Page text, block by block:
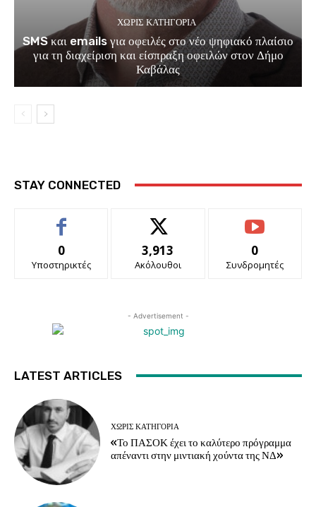
ΧΩΡΊΣ ΚΑΤΗΓΟΡΊΑ
SMS και emails για οφειλές στο νέο ψηφιακό πλαίσιο
για τη διαχείριση και είσπραξη οφειλών στον Δήμο
Καβάλας
STAY CONNECTED
0
Υποστηρικτές
3,913
Ακόλουθοι
0
Συνδρομητές
- Advertisement -
LATEST ARTICLES
ΧΩΡΊΣ ΚΑΤΗΓΟΡΊΑ
«Το ΠΑΣΟΚ έχει το καλύτερο πρόγραμμα
απέναντι στην μιντιακή χούντα της ΝΔ»